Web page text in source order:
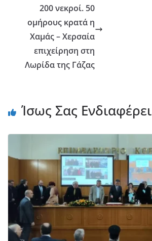
200 νεκροί. 50
ομήρους κρατά η
Χαμάς – Χερσαία
επιχείρηση στη
Λωρίδα της Γάζας
Ίσως Σας Ενδιαφέρει